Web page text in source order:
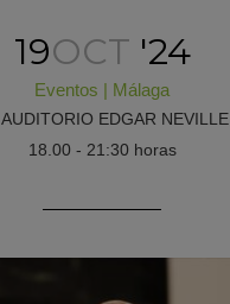
19OCT '24
Eventos | Málaga
AUDITORIO EDGAR NEVILLE
18.00 - 21:30 horas